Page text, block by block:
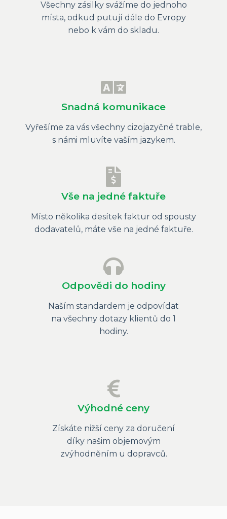
Všechny zásilky svážíme do jednoho
místa, odkud putují dále do Evropy
nebo k vám do skladu.
Snadná komunikace
Vyřešíme za vás všechny cizojazyčné trable,
s námi mluvíte vaším jazykem.
Vše na jedné faktuře
Místo několika desítek faktur od spousty
dodavatelů, máte vše na jedné faktuře.
Odpovědi do hodiny
Naším standardem je odpovídat
na všechny dotazy klientů do 1
hodiny.
Výhodné ceny
Získáte nižší ceny za doručení
díky našim objemovým
zvýhodněním u dopravců.